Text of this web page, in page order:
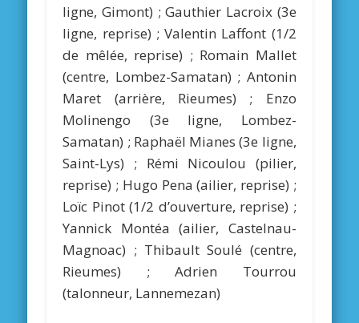
ligne, Gimont) ; Gauthier Lacroix (3e
ligne, reprise) ; Valentin Laffont (1/2
de mêlée, reprise) ; Romain Mallet
(centre, Lombez-Samatan) ; Antonin
Maret (arrière, Rieumes) ; Enzo
Molinengo (3e ligne, Lombez-
Samatan) ; Raphaël Mianes (3e ligne,
Saint-Lys) ; Rémi Nicoulou (pilier,
reprise) ; Hugo Pena (ailier, reprise) ;
Loïc Pinot (1/2 d’ouverture, reprise) ;
Yannick Montéa (ailier, Castelnau-
Magnoac) ; Thibault Soulé (centre,
Rieumes) ; Adrien Tourrou
(talonneur, Lannemezan)